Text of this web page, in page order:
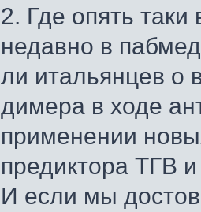
2. Где опять таки
недавно в
ли итальянцев о
димера в ходе
применении
предиктора ТГВ
И если мы